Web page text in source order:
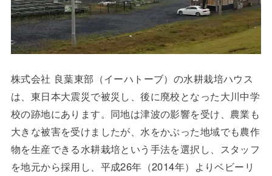
株式会社 良葉東部（イーハトーブ）の水耕栽培ハウス
は、東日本大震災で被災し、後に廃校となった大川中学
校の跡地にあります。同地は津波の影響を受け、農業も
大きな被害を受けましたが、水をかぶった地域でも農作
物を生産できる水耕栽培という手法を選択し、スタッフ
を地元から採用し、平成26年（2014年）よりベビーリ